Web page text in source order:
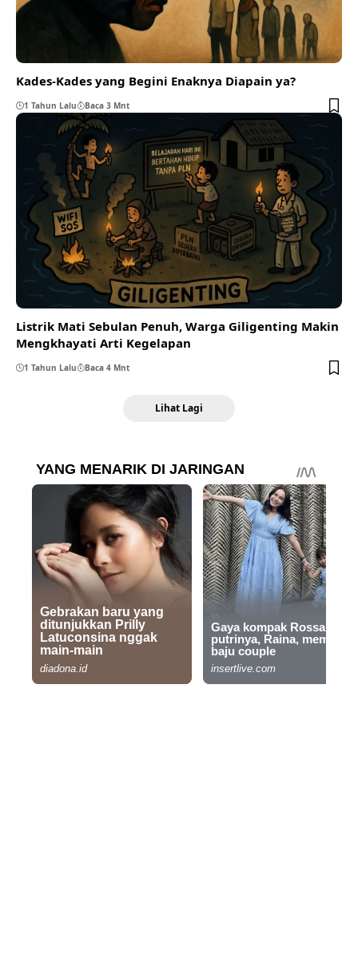
Kades-Kades yang Begini Enaknya Diapain ya?
1 Tahun Lalu Baca 3 Mnt
Listrik Mati Sebulan Penuh, Warga Giligenting Makin
Mengkhayati Arti Kegelapan
1 Tahun Lalu Baca 4 Mnt
Lihat Lagi